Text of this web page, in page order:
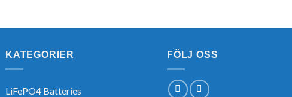
KATEGORIER
LiFePO4 Batteries
FÖLJ OSS